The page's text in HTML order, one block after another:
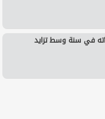
في سنة وسط تزايد